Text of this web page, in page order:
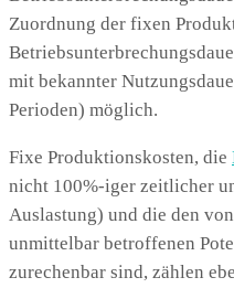
Zuordnung der fixen
mit bekannter
Perioden) möglich.
Fixe Produktionskosten, die
nicht 100%-iger zeitlicher
Auslastung) und die den
unmittelbar betroffenen
zurechenbar sind, zählen